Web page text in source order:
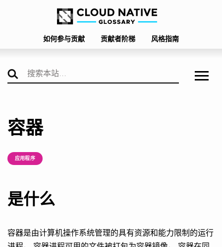
如何参与贡献 贡献者阶梯 风格指南
容器
应用程序
是什么
容器是由计算机操作系统管理的具有资源和能力限制的运行